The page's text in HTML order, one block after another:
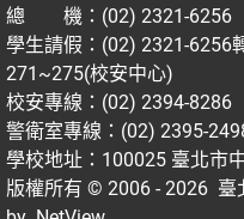
總 機：(02) 2321-6256
學生請假：(02) 2321-6256
271~275(校安中心)
校安專線：(02) 2394-8286
警衛室專線：(02) 2395-
學校地址：100025 臺北市
版權所有 © 2006 - 2026 臺